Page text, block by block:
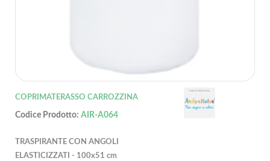
COPRIMATERASSO CARROZZINA
Codice Prodotto: AIR-A064
TRASPIRANTE CON ANGOLI
ELASTICIZZATI - 100x51 cm